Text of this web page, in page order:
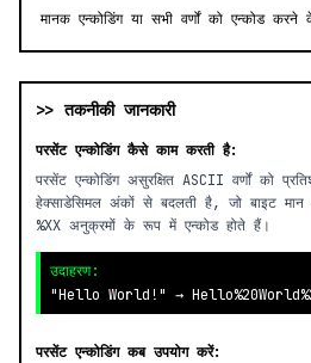
मानक एन्कोडिंग या सभी वर्णों को एन्कोड
>> तकनीकी जानकारी
परसेंट एन्कोडिंग कैसे काम करती है:
परसेंट एन्कोडिंग असुरक्षित ASCII वर्णों को
हेक्साडेसिमल अंकों से बदलती है, जो बाइट मान
‎%XX‎ अनुक्रमों के रूप में एन्कोड होते हैं।
उदाहरण:
"Hello World!" →
परसेंट एन्कोडिंग कब उपयोग करें: